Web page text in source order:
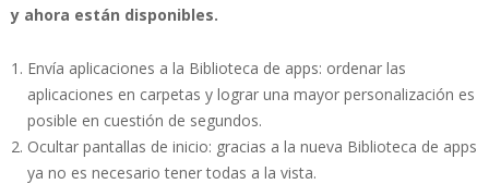
y ahora están disponibles.
Envía aplicaciones a la Biblioteca de apps: ordenar las
aplicaciones en carpetas y lograr una mayor personalización es
posible en cuestión de segundos.
Ocultar pantallas de inicio: gracias a la nueva Biblioteca de apps
ya no es necesario tener todas a la vista.